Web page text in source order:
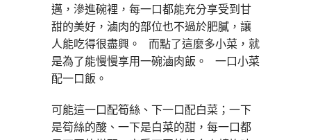
邁，滲進碗裡，每一口都能充分享受到甘
甜的美好，滷肉的部位也不過於肥膩，讓
人能吃得很盡興。 而點了這麼多小菜，就
是為了能慢慢享用一碗滷肉飯。 一口小菜
配一口飯。
可能這一口配筍絲、下一口配白菜；一下
是筍絲的酸、一下是白菜的甜，每一口都